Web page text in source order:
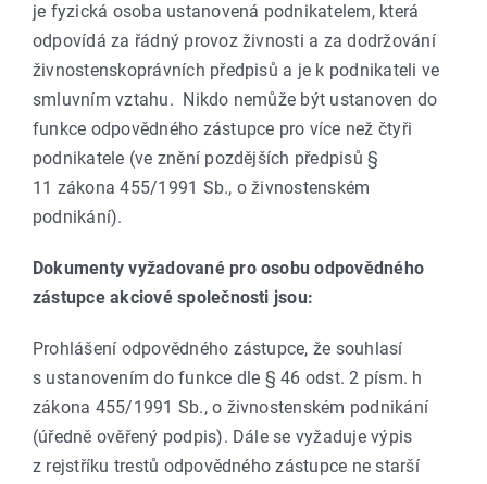
je fyzická osoba ustanovená podnikatelem, která
odpovídá za řádný provoz živnosti a za dodržování
živnostenskoprávních předpisů a je k podnikateli ve
smluvním vztahu. Nikdo nemůže být ustanoven do
funkce odpovědného zástupce pro více než čtyři
podnikatele (ve znění pozdějších předpisů §
11 zákona 455/1991 Sb., o živnostenském
podnikání).
Dokumenty vyžadované pro osobu odpovědného
zástupce akciové společnosti jsou:
Prohlášení odpovědného zástupce, že souhlasí
s ustanovením do funkce dle § 46 odst. 2 písm. h
zákona 455/1991 Sb., o živnostenském podnikání
(úředně ověřený podpis). Dále se vyžaduje výpis
z rejstříku trestů odpovědného zástupce ne starší